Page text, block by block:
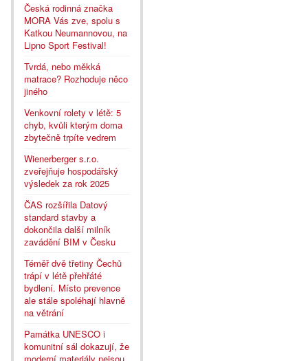
Česká rodinná značka
MORA Vás zve, spolu s
Katkou Neumannovou, na
Lipno Sport Festival!
Tvrdá, nebo měkká
matrace? Rozhoduje něco
jiného
Venkovní rolety v létě: 5
chyb, kvůli kterým doma
zbytečně trpíte vedrem
Wienerberger s.r.o.
zveřejňuje hospodářský
výsledek za rok 2025
ČAS rozšířila Datový
standard stavby a
dokončila další milník
zavádění BIM v Česku
Téměř dvě třetiny Čechů
trápí v létě přehřáté
bydlení. Místo prevence
ale stále spoléhají hlavně
na větrání
Památka UNESCO i
komunitní sál dokazují, že